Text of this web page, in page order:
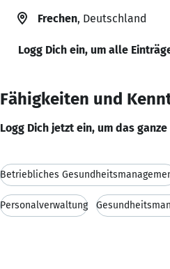
Frechen, Deutschland
Logg Dich ein, um alle
Fähigkeiten und
Logg Dich jetzt ein, um das
Betriebliches
Personalverwaltung